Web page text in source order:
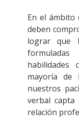
En el ámbito
deben
lograr que
habilidades
mayoría de
nuestros
verbal
relación